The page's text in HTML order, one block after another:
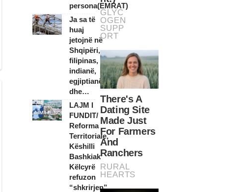
persona(EMRAT)
Ja sa të
huaj
jetojnë në
Shqipëri,
filipinas,
indianë,
egjiptianë
dhe…
LAJM I
FUNDIT/
Reforma
Territoriale,
Këshilli
Bashkiak
Këlcyrë
refuzon
“shkrirjen”,